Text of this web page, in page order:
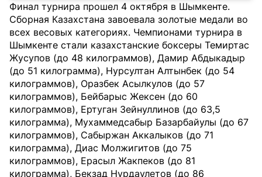
Финал турнира прошел 4 октября в Шымкенте.
Сборная Казахстана завоевала золотые медали во
всех весовых категориях. Чемпионами турнира в
Шымкенте стали казахстанские боксеры Темиртас
Жусупов (до 48 килограммов), Дамир Абдыкадыр
(до 51 килограмма), Нурсултан Алтынбек (до 54
килограммов), Оразбек Асылкулов (до 57
килограммов), Бейбарыс Жексен (до 60
килограммов), Ертуган Зейнуллинов (до 63,5
килограмма), Мухаммедсабыр Базарбайулы (до 67
килограммов), Сабыржан Аккалыков (до 71
килограмма), Диас Молжигитов (до 75
килограммов), Ерасыл Жакпеков (до 81
килограмма), Бекзад Нурдаулетов (до 86